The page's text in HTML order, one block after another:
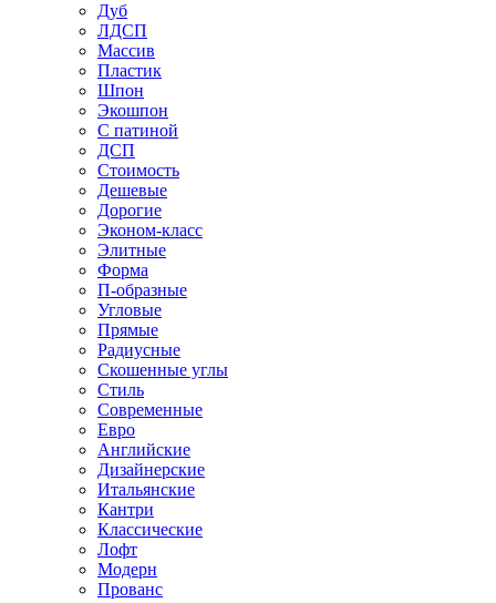
Дуб
ЛДСП
Массив
Пластик
Шпон
Экошпон
С патиной
ДСП
Стоимость
Дешевые
Дорогие
Эконом-класс
Элитные
Форма
П-образные
Угловые
Прямые
Радиусные
Скошенные углы
Стиль
Современные
Евро
Английские
Дизайнерские
Итальянские
Кантри
Классические
Лофт
Модерн
Прованс